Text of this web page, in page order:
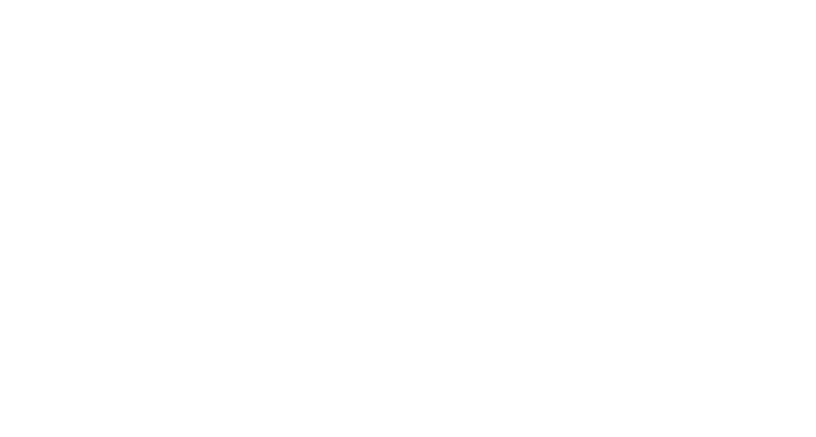
bary, 3 bazény, dětský bazén , terasa na slunění s lehátky (včetně matrace) a slunečníky zdarma. Osušky oproti depozitu.
uvedené vybavení)
Osušky oproti depozitu.